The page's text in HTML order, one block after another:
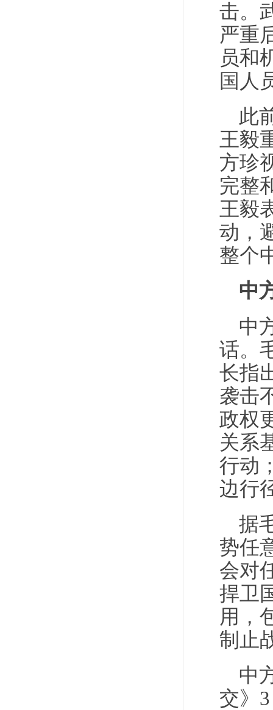
击。
严重
员和
国人
此
王毅
方珍
完整
王毅
动，
整个
中
中
话。
长指
袭击
政权
关系
行动
边行
据
势任
会对
捍卫
用，
制止
中
交》